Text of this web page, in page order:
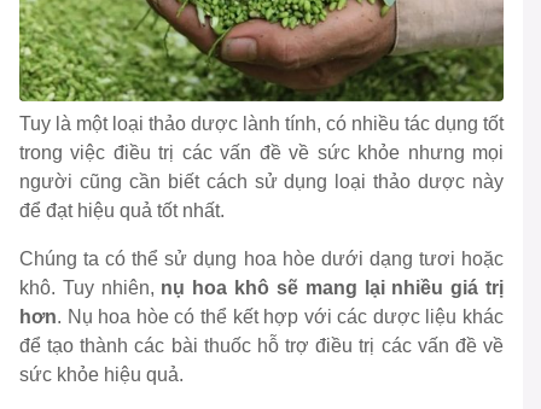
Tuy là một loại thảo dược lành tính, có nhiều tác dụng tốt
trong việc điều trị các vấn đề về sức khỏe nhưng mọi
người cũng cần biết cách sử dụng loại thảo dược này
để đạt hiệu quả tốt nhất.
Chúng ta có thể sử dụng hoa hòe dưới dạng tươi hoặc
khô. Tuy nhiên, nụ hoa khô sẽ mang lại nhiều giá trị
hơn. Nụ hoa hòe có thể kết hợp với các dược liệu khác
để tạo thành các bài thuốc hỗ trợ điều trị các vấn đề về
sức khỏe hiệu quả.